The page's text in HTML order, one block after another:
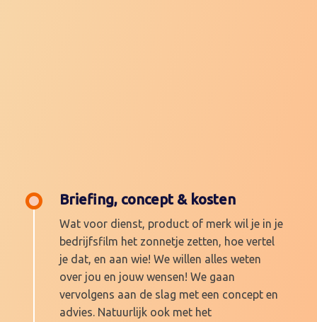
Briefing, concept & kosten
Wat voor dienst, product of merk wil je in je
bedrijfsfilm het zonnetje zetten, hoe vertel
je dat, en aan wie! We willen alles weten
over jou en jouw wensen! We gaan
vervolgens aan de slag met een concept en
advies. Natuurlijk ook met het